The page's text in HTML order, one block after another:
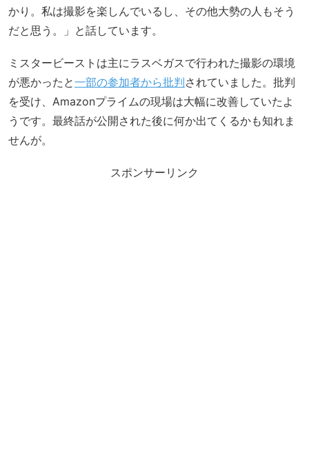
かり。私は撮影を楽しんでいるし、その他大勢の人もそう
だと思う。」と話しています。
ミスタービーストは主にラスベガスで行われた撮影の環境
が悪かったと一部の参加者から批判されていました。批判
を受け、Amazonプライムの現場は大幅に改善していたよ
うです。最終話が公開された後に何か出てくるかも知れま
せんが。
スポンサーリンク